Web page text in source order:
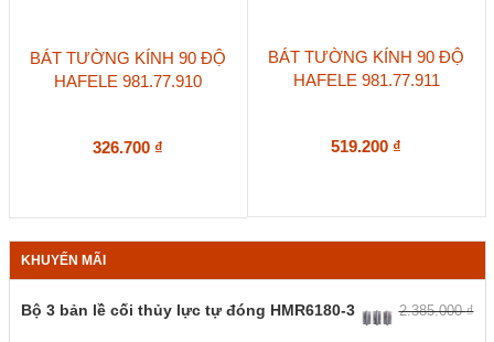
BÁT TƯỜNG KÍNH 90 ĐỘ
HAFELE 981.77.910
326.700 ₫
BÁT TƯỜNG KÍNH 90 ĐỘ
HAFELE 981.77.911
519.200 ₫
KHUYẾN MÃI
Bộ 3 bản lề cối thủy lực tự đóng HMR6180-3 2.385.000₫